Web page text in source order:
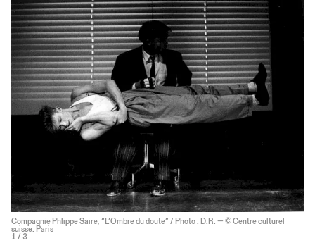
Compagnie Phlippe Saire, “L’Ombre du doute” / Photo : D.R. — © Centre culturel
suisse. Paris
1 / 3